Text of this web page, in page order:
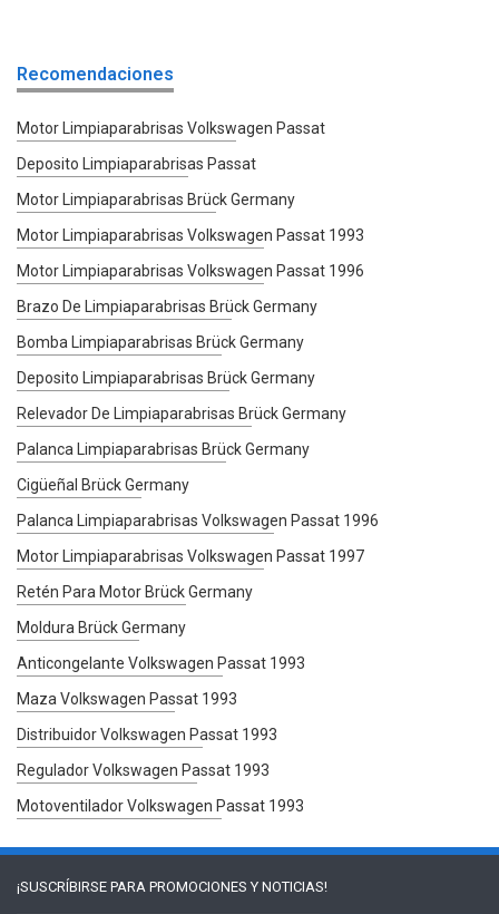
Recomendaciones
Motor Limpiaparabrisas Volkswagen Passat
Deposito Limpiaparabrisas Passat
Motor Limpiaparabrisas Brück Germany
Motor Limpiaparabrisas Volkswagen Passat 1993
Motor Limpiaparabrisas Volkswagen Passat 1996
Brazo De Limpiaparabrisas Brück Germany
Bomba Limpiaparabrisas Brück Germany
Deposito Limpiaparabrisas Brück Germany
Relevador De Limpiaparabrisas Brück Germany
Palanca Limpiaparabrisas Brück Germany
Cigüeñal Brück Germany
Palanca Limpiaparabrisas Volkswagen Passat 1996
Motor Limpiaparabrisas Volkswagen Passat 1997
Retén Para Motor Brück Germany
Moldura Brück Germany
Anticongelante Volkswagen Passat 1993
Maza Volkswagen Passat 1993
Distribuidor Volkswagen Passat 1993
Regulador Volkswagen Passat 1993
Motoventilador Volkswagen Passat 1993
¡SUSCRÍBIRSE PARA PROMOCIONES Y NOTICIAS!